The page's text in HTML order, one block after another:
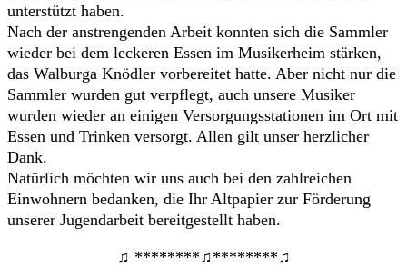
unterstützt haben.
Nach der anstrengenden Arbeit konnten sich die Sammler
wieder bei dem leckeren Essen im Musikerheim stärken,
das Walburga Knödler vorbereitet hatte. Aber nicht nur die
Sammler wurden gut verpflegt, auch unsere Musiker
wurden wieder an einigen Versorgungsstationen im Ort mit
Essen und Trinken versorgt. Allen gilt unser herzlicher
Dank.
Natürlich möchten wir uns auch bei den zahlreichen
Einwohnern bedanken, die Ihr Altpapier zur Förderung
unserer Jugendarbeit bereitgestellt haben.
♫ ********♫********♫